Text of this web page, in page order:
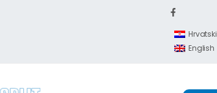
Hrvatski
English